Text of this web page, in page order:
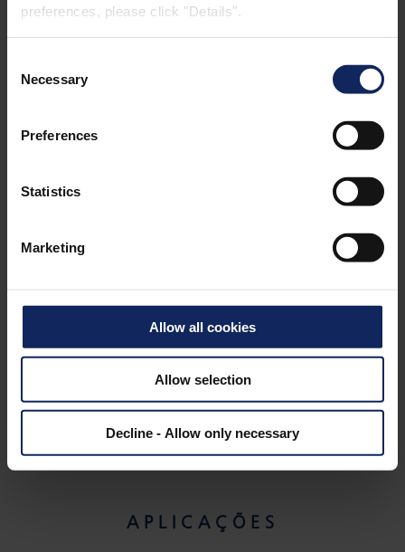
preferences, please click "Details".
Selection
Necessary
Preferences
Statistics
Marketing
Allow all cookies
Allow selection
Decline - Allow only necessary
processo, é de 200 °C (392 °F).
APLICAÇÕES